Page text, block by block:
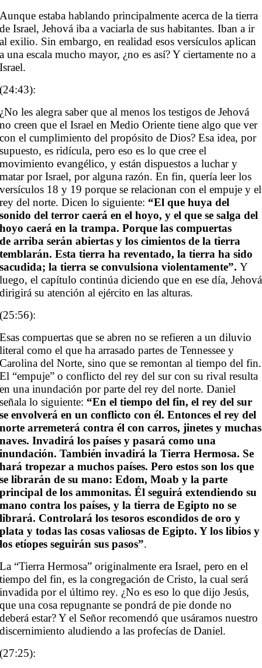
Aunque estaba hablando principalmente acerca de la tierra
de Israel, Jehová iba a vaciarla de sus habitantes. Iban a ir
al exilio. Sin embargo, en realidad esos versículos aplican
a una escala mucho mayor, ¿no es así? Y ciertamente no a
Israel.
(24:43):
¿No les alegra saber que al menos los testigos de Jehová
no creen que el Israel en Medio Oriente tiene algo que ver
con el cumplimiento del propósito de Dios? Esa idea, por
supuesto, es ridícula, pero eso es lo que cree el
movimiento evangélico, y están dispuestos a luchar y
matar por Israel, por alguna razón. En fin, quería leer los
versículos 18 y 19 porque se relacionan con el empuje y el
rey del norte. Dicen lo siguiente: “El que huya del
sonido del terror caerá en el hoyo, y el que se salga del
hoyo caerá en la trampa. Porque las compuertas
de arriba serán abiertas y los cimientos de la tierra
temblarán. Esta tierra ha reventado, la tierra ha sido
sacudida; la tierra se convulsiona violentamente”.Y
luego, el capítulo continúa diciendo que en ese día, Jehová
dirigirá su atención al ejército en las alturas.
(25:56):
Esas compuertas que se abren no se refieren a un diluvio
literal como el que ha arrasado partes de Tennessee y
Carolina del Norte, sino que se remontan al tiempo del fin.
El “empuje” o conflicto del rey del sur con su rival resulta
en una inundación por parte del rey del norte. Daniel
señala lo siguiente: “En el tiempo del fin, el rey del sur
se envolverá en un conflicto con él. Entonces el rey del
norte arremeterá contra él con carros, jinetes y muchas
naves. Invadirá los países y pasará como una
inundación. También invadirá la Tierra Hermosa. Se
hará tropezar a muchos países. Pero estos son los que
se librarán de su mano: Edom, Moab y la parte
principal de los ammonitas. Él seguirá extendiendo su
mano contra los países, y la tierra de Egipto no se
librará. Controlará los tesoros escondidos de oro y
plata y todas las cosas valiosas de Egipto. Y los libios y
los etíopes seguirán sus pasos”.
La “Tierra Hermosa” originalmente era Israel, pero en el
tiempo del fin, es la congregación de Cristo, la cual será
invadida por el último rey. ¿No es eso lo que dijo Jesús,
que una cosa repugnante se pondrá de pie donde no
deberá estar? Y el Señor recomendó que usáramos nuestro
discernimiento aludiendo a las profecías de Daniel.
(27:25):